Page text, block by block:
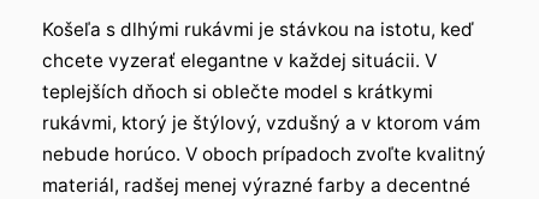
Košeľa s dlhými rukávmi je stávkou na istotu, keď
chcete vyzerať elegantne v každej situácii. V
teplejších dňoch si oblečte model s krátkymi
rukávmi, ktorý je štýlový, vzdušný a v ktorom vám
nebude horúco. V oboch prípadoch zvoľte kvalitný
materiál, radšej menej výrazné farby a decentné